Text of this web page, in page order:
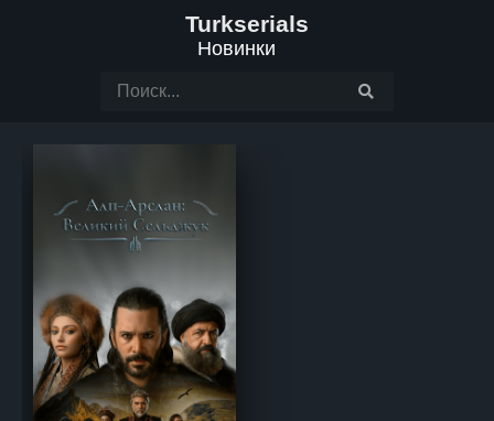
Turkserials
Новинки